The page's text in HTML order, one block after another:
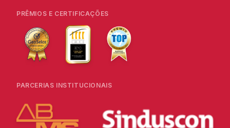
PRÊMIOS E CERTIFICAÇÕES
PARCERIAS INSTITUCIONAIS